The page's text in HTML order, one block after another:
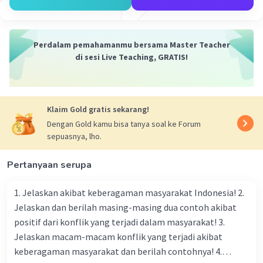
diskusi tetap relevan dan bermanfaat bagi semua
sesuai dengan tujuan awal.
Beri Rating·0.0(0) Balas
Perdalam pemahamanmu bersama Master Teacher
di sesi Live Teaching, GRATIS!
Klaim Gold gratis sekarang!
Dengan Gold kamu bisa tanya soal ke Forum
sepuasnya, lho.
Pertanyaan serupa
1. Jelaskan akibat keberagaman masyarakat Indonesia! 2.
Jelaskan dan berilah masing-masing dua contoh akibat
positif dari konflik yang terjadi dalam masyarakat! 3.
Jelaskan macam-macam konflik yang terjadi akibat
keberagaman masyarakat dan berilah contohnya! 4.